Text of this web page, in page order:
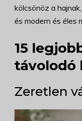
kölcsönöz a
és modern és éles
15
távolodó
Zeretlen